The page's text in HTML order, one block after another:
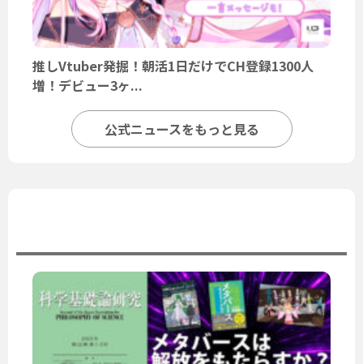
推しVtuber発掘！朝活1日だけでCH登録1300人
増！デビュー3ヶ...
公式ニュースをもっと見る